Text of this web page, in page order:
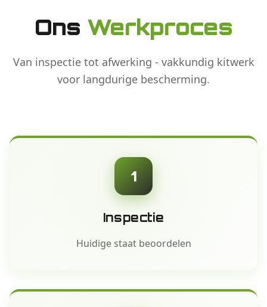
Ons Werkproces
Van inspectie tot afwerking - vakkundig kitwerk
voor langdurige bescherming.
1
Inspectie
Huidige staat beoordelen